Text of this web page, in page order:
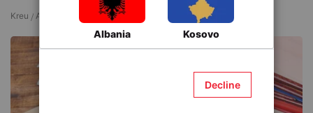
Kreu Art Tavalozë dhe spatula
Albania Kosovo
Decline